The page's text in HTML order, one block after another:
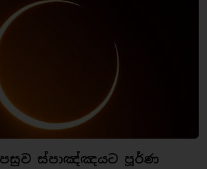
පසුව ස්පාඤ්ඤයට පූර්ණ